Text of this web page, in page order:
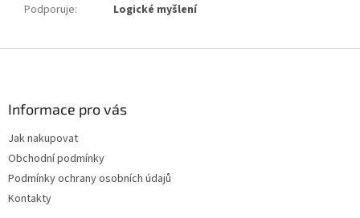
Podporuje: Logické myšlení
Informace pro vás
Jak nakupovat
Obchodní podmínky
Podmínky ochrany osobních údajů
Kontakty